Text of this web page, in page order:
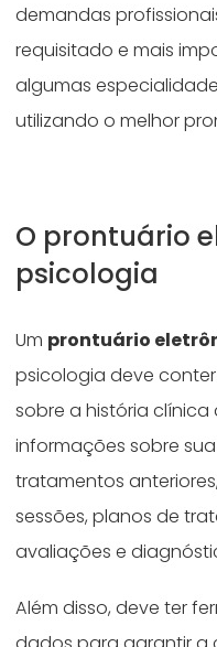
demandas
requisitado e mais
algumas
utilizando o melhor
O prontuário
psicologia
Um prontuário
psicologia deve
sobre a história
informações sobre
tratamentos
sessões, planos de
avaliações e
Além disso, deve ter